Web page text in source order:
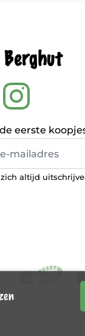
Berghut
eerste
altijd